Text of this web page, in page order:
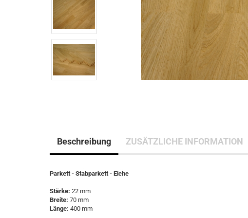
Beschreibung ZUSÄTZLICHE INFORMATION
Parkett - Stabparkett - Eiche
Stärke: 22 mm
Breite: 70 mm
Länge: 400 mm